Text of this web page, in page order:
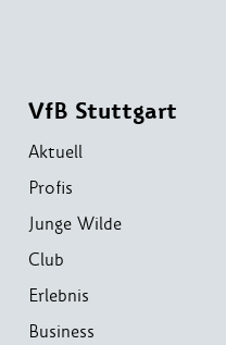
VfB Stuttgart
Aktuell
Profis
Junge Wilde
Club
Erlebnis
Business